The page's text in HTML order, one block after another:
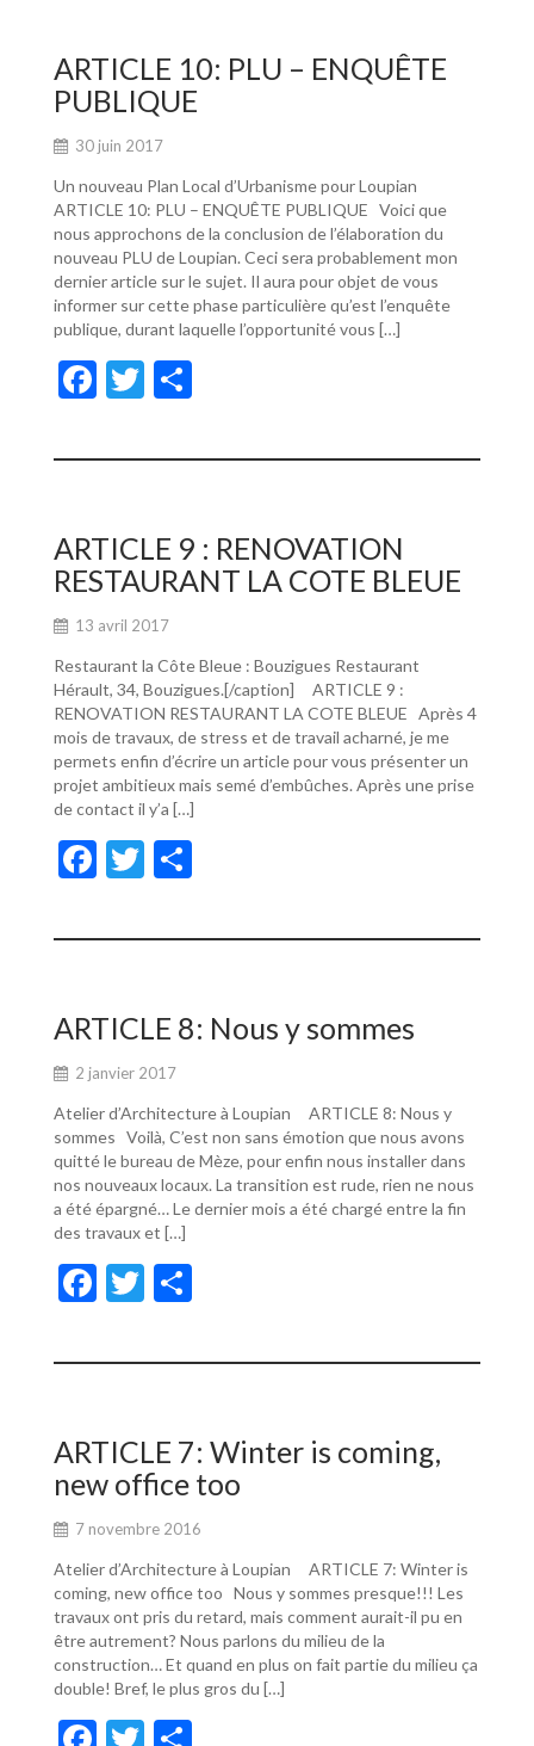
o
o
k
er
ARTICLE 10: PLU – ENQUÊTE
PUBLIQUE
30 juin 2017
Un nouveau Plan Local d’Urbanisme pour Loupian
ARTICLE 10: PLU – ENQUÊTE PUBLIQUE Voici que
nous approchons de la conclusion de l’élaboration du
nouveau PLU de Loupian. Ceci sera probablement mon
dernier article sur le sujet. Il aura pour objet de vous
informer sur cette phase particulière qu’est l’enquête
publique, durant laquelle l’opportunité vous […]
F
e
o
o
k
T
itt ta
er
ARTICLE 9 : RENOVATION
RESTAURANT LA COTE BLEUE
13 avril 2017
Restaurant la Côte Bleue : Bouzigues Restaurant
Hérault, 34, Bouzigues.[/caption] ARTICLE 9 :
RENOVATION RESTAURANT LA COTE BLEUE Après 4
mois de travaux, de stress et de travail acharné, je me
permets enfin d’écrire un article pour vous présenter un
projet ambitieux mais semé d’embûches. Après une prise
de contact il y’a […]
F
e
o
o
k
T
itt ta
er
ARTICLE 8: Nous y sommes
2 janvier 2017
Atelier d’Architecture à Loupian ARTICLE 8: Nous y
sommes Voilà, C’est non sans émotion que nous avons
quitté le bureau de Mèze, pour enfin nous installer dans
nos nouveaux locaux. La transition est rude, rien ne nous
a été épargné… Le dernier mois a été chargé entre la fin
des travaux et […]
F
e
o
o
k
T
itt ta
er
ARTICLE 7: Winter is coming,
new office too
7 novembre 2016
Atelier d’Architecture à Loupian ARTICLE 7: Winter is
coming, new office too Nous y sommes presque!!! Les
travaux ont pris du retard, mais comment aurait-il pu en
être autrement? Nous parlons du milieu de la
construction… Et quand en plus on fait partie du milieu ça
double! Bref, le plus gros du […]